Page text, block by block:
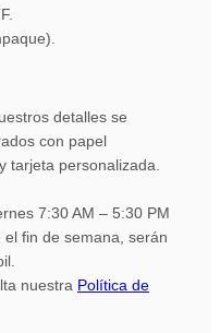
detalles se
con papel
tarjeta personalizada.
7:30 AM – 5:30 PM
fin de semana, serán
nuestra Política de